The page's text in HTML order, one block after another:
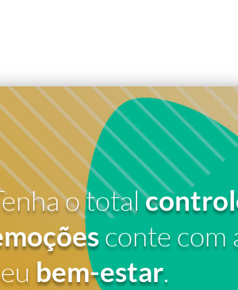
o total
conte com
bem-estar.